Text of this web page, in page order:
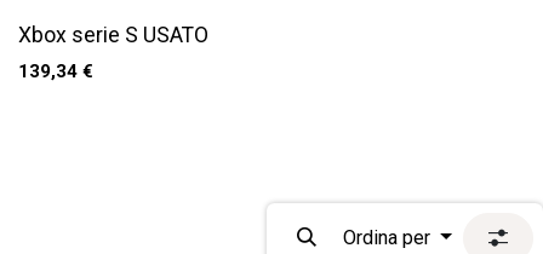
Xbox serie S USATO
139,34 €
Ordina per